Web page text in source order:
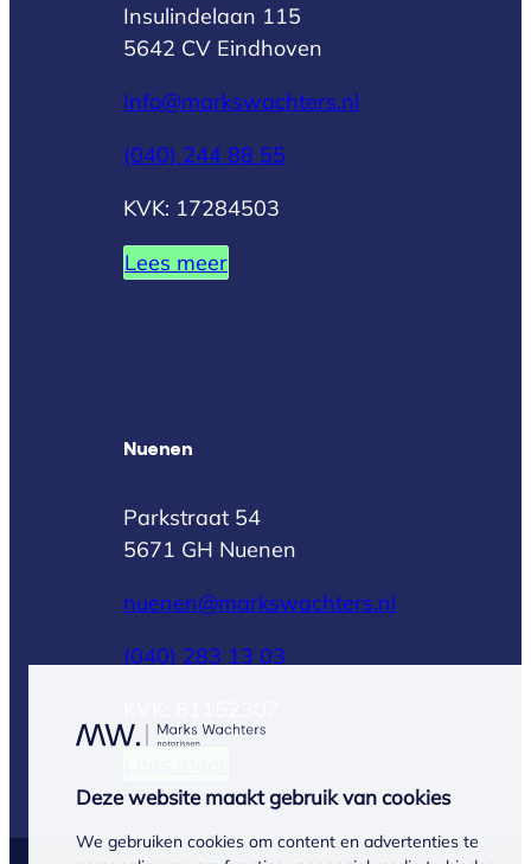
Deze website maakt gebruik van cookies
We gebruiken cookies om content en advertenties te
Insulindelaan 115
5642 CV Eindhoven
Info@markswachters.nl
(040) 244 88 55
KVK: 17284503
Lees meer
Nuenen
Parkstraat 54
5671 GH Nuenen
nuenen@markswachters.nl
(040) 283 13 03